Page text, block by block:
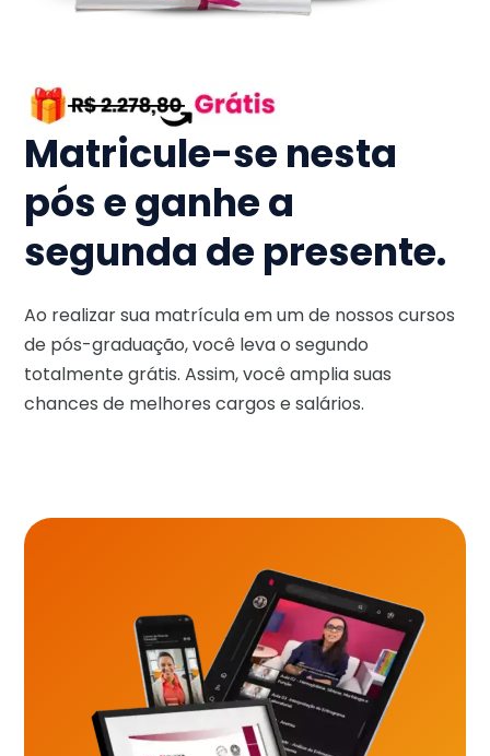
Matricule-se nesta
pós e ganhe a
segunda de presente.
Ao realizar sua matrícula em um de nossos cursos
de pós-graduação, você leva o segundo
totalmente grátis. Assim, você amplia suas
chances de melhores cargos e salários.